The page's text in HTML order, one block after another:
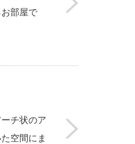
部屋で
チ状のア
空間にま